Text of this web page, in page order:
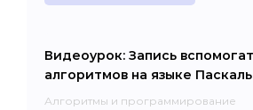
Видеоурок: Запись
алгоритмов на языке Паскаль
Алгоритмы и программирование